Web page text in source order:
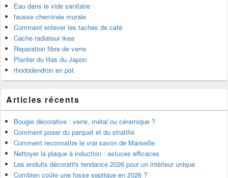
Eau dans le vide sanitaire
fausse cheminée murale
Comment enlever les taches de café
Cache radiateur ikea
Reparation fibre de verre
Planter du lilas du Japon
rhododendron en pot
Articles récents
Bougie décorative : verre, métal ou céramique ?
Comment poser du parquet et du stratifié
Comment reconnaître le vrai savon de Marseille
Nettoyer la plaque à induction : astuces efficaces
Les enduits décoratifs tendance 2026 pour un intérieur unique
Combien coûte une fosse septique en 2026 ?